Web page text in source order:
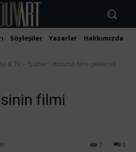
Söyleşiler Yazarlar Hakkımızda
& TV "Luther" dizisinin filmi çekilecek
filmi
0
0